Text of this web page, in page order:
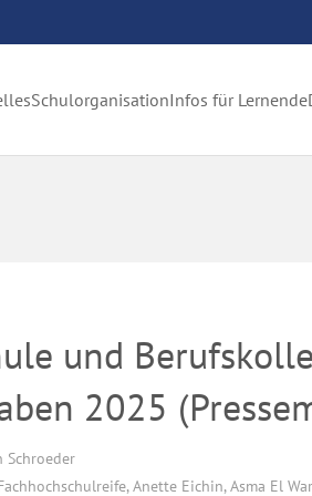
SchulorganisationInfos für Lernende
und
2025
Schroeder
,Anette Eichin,Asma El